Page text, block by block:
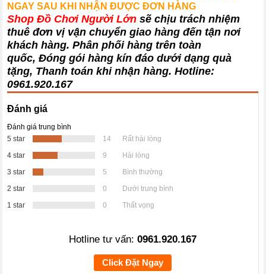
NGAY SAU KHI NHẬN ĐƯỢC ĐƠN HÀNG
Shop Đồ Chơi Người Lớn sẽ chịu trách nhiệm
thuê đơn vị vận chuyển giao hàng đến tận nơi
khách hàng. Phân phối hàng trên toàn
quốc, Đóng gói hàng kín đáo dưới dạng quà
tặng, Thanh toán khi nhận hàng. Hotline:
0961.920.167
Đánh giá
Đánh giá trung bình
5 star
14
Rất hài lòng
4 star
9
Hài lòng
3 star
5
Bình thường
2 star
0
Dưới trung bình
1 star
0 Thất vọng
Hotline tư vấn: 0961.920.167
Click Đặt Ngay